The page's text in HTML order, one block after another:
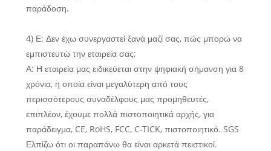
παράδοση.
4) Ε: Δεν έχω συνεργαστεί ξανά μαζί σας, πώς μπορώ να
εμπιστευτώ την εταιρεία σας;
Α: Η εταιρεία μας ειδικεύεται στην ψηφιακή σήμανση για 8
χρόνια, η οποία είναι μεγαλύτερη από τους
περισσότερους συναδέλφους μας προμηθευτές,
επιπλέον, έχουμε πολλά πιστοποιητικά αρχής, για
παράδειγμα, CE, RoHS, FCC, C-TICK, πιστοποιητικό. SGS
Ελπίζω ότι οι παραπάνω θα είναι αρκετά πειστικοί.